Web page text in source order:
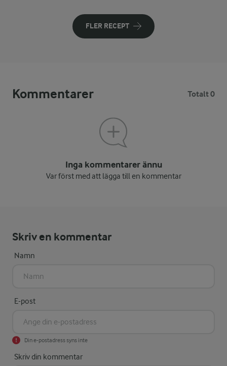
FLER RECEPT
Kommentarer Totalt 0
Inga kommentarer ännu
Var först med att lägga till en kommentar
Skriv en kommentar
Namn
E-post
Din e-postadress syns inte
Skriv din kommentar